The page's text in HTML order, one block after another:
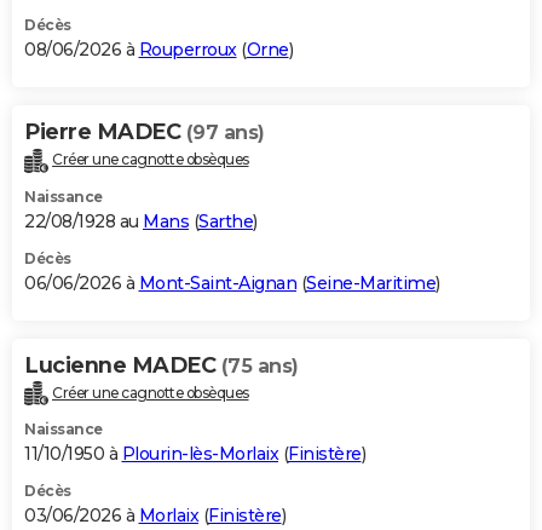
Décès
08/06/2026 à Rouperroux(Orne)
Pierre MADEC (97 ans)
Créer une cagnotte obsèques
Naissance
22/08/1928 au Mans (Sarthe)
Décès
06/06/2026 à Mont-Saint-Aignan (Seine-Maritime)
Lucienne MADEC (75 ans)
Créer une cagnotte obsèques
Naissance
11/10/1950 à Plourin-lès-Morlaix(Finistère)
Décès
03/06/2026 à Morlaix(Finistère)